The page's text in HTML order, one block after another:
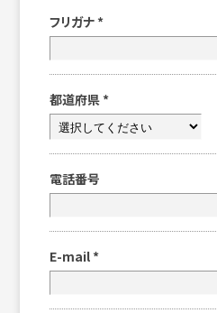
フリガナ *
都道府県 *
電話番号
E-mail *